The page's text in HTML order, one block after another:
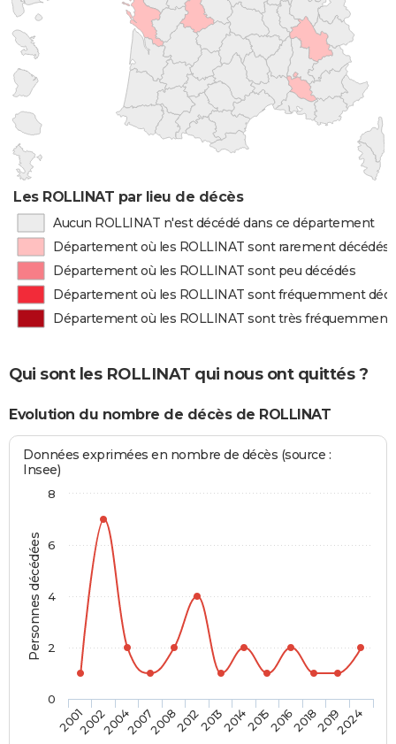
Les ROLLINAT par lieu de décès
Aucun ROLLINAT n'est décédé dans ce département
Département où les ROLLINAT sont rarement décédés
Département où les ROLLINAT sont peu décédés
Département où les ROLLINAT sont fréquemment
Département où les ROLLINAT sont très fréquemment
Qui sont les ROLLINAT qui nous ont quittés ?
Evolution du nombre de décès de ROLLINAT
Personnes décédées
Données exprimées en nombre de décès (source :
Insee)
2001200220042007200820122013201420152016201820192024
0
2
4
6
8